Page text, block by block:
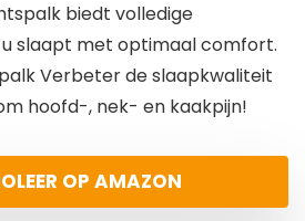
biedt volledige
slaapt met optimaal comfort.
Verbeter de slaapkwaliteit
hoofd-, nek- en kaakpijn!
OP AMAZON